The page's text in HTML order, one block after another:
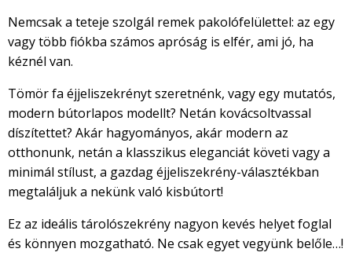
Nemcsak a teteje szolgál remek pakolófelülettel: az egy
vagy több fiókba számos apróság is elfér, ami jó, ha
kéznél van.
Tömör fa éjjeliszekrényt szeretnénk, vagy egy mutatós,
modern bútorlapos modellt? Netán kovácsoltvassal
díszítettet? Akár hagyományos, akár modern az
otthonunk, netán a klasszikus eleganciát követi vagy a
minimál stílust, a gazdag éjjeliszekrény-választékban
megtaláljuk a nekünk való kisbútort!
Ez az ideális tárolószekrény nagyon kevés helyet foglal
és könnyen mozgatható. Ne csak egyet vegyünk belőle…!